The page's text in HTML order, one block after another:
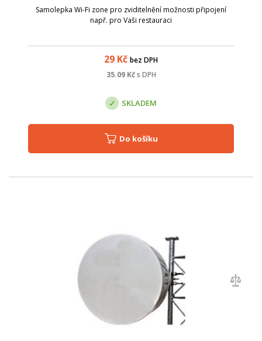
Samolepka Wi-Fi zone pro zviditelnění možnosti připojení
např. pro Vaši restauraci
29 Kč bez DPH
35.09Kč s DPH
SKLADEM
Do košíku